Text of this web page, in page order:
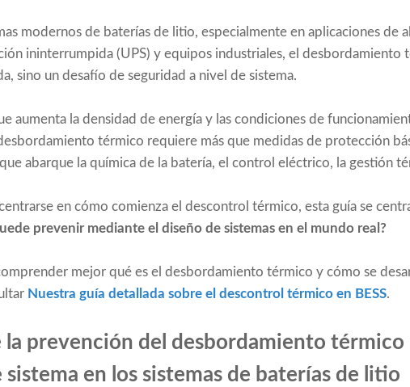
modernos de baterías de litio, especialmente en aplicaciones de
ininterrumpida (UPS) y equipos industriales, el desbordamiento
sino un desafío de seguridad a nivel de sistema.
aumenta la densidad de energía y las condiciones de
térmico requiere más que medidas de protección
abarque la química de la batería, el control eléctrico, la gestión
en cómo comienza el descontrol térmico, esta guía se
prevenir mediante el diseño de sistemas en el mundo real?
mejor qué es el desbordamiento térmico y cómo se
Nuestra guía detallada sobre el descontrol térmico en BESS.
la prevención del desbordamiento
sistema en los sistemas de baterías de litio